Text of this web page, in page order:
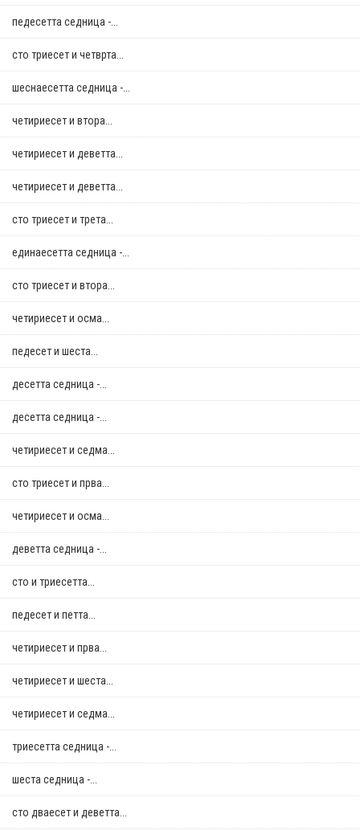
педесетта седница -...
сто триесет и четврта...
шеснаесетта седница -...
четириесет и втора...
четириесет и деветта...
четириесет и деветта...
сто триесет и трета...
единаесетта седница -...
сто триесет и втора...
четириесет и осма...
педесет и шеста...
десетта седница -...
десетта седница -...
четириесет и седма...
сто триесет и прва...
четириесет и осма...
деветта седница -...
сто и триесетта...
педесет и петта...
четириесет и прва...
четириесет и шеста...
четириесет и седма...
триесетта седница -...
шеста седница -...
сто дваесет и деветта...